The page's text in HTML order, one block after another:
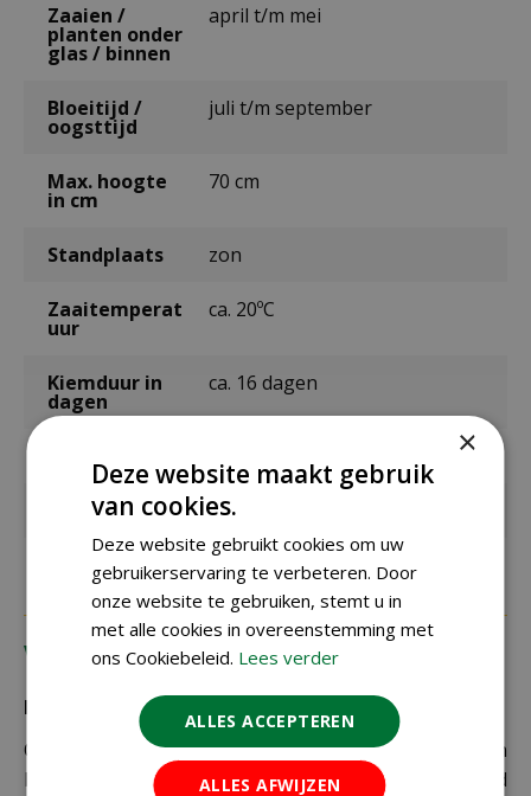
Zaaien /
planten onder
glas / binnen
april t/m mei
Bloeitijd /
oogsttijd
juli t/m september
Max. hoogte
in cm
70 cm
Standplaats zon
Zaaitemperat
uur
ca. 20ºC
Kiemduur in
dagen
ca. 16 dagen
Kleur mix
Verzending
Bezorging:
Om uw bestelling goed en veilig bij u thuis te laten
bezorgen maken wij gebruik van PostNL. De levertijd
×
Deze website maakt gebruik
van cookies.
Deze website gebruikt cookies om uw
gebruikerservaring te verbeteren. Door
onze website te gebruiken, stemt u in
met alle cookies in overeenstemming met
ons Cookiebeleid. Lees verder
ALLES ACCEPTEREN
ALLES AFWIJZEN